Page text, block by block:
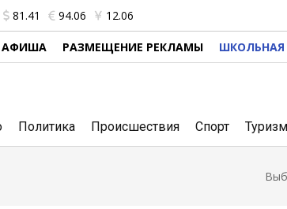
81.41 94.06 12.06
АФИША РАЗМЕЩЕНИЕ РЕКЛАМЫ ШКОЛЬНАЯ
Политика Происшествия Спорт Туризм